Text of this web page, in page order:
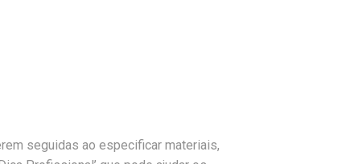
seguidas ao especificar materiais,